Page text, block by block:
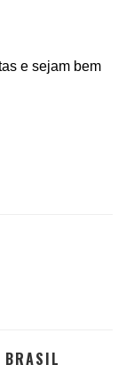
e sejam bem
BRASIL